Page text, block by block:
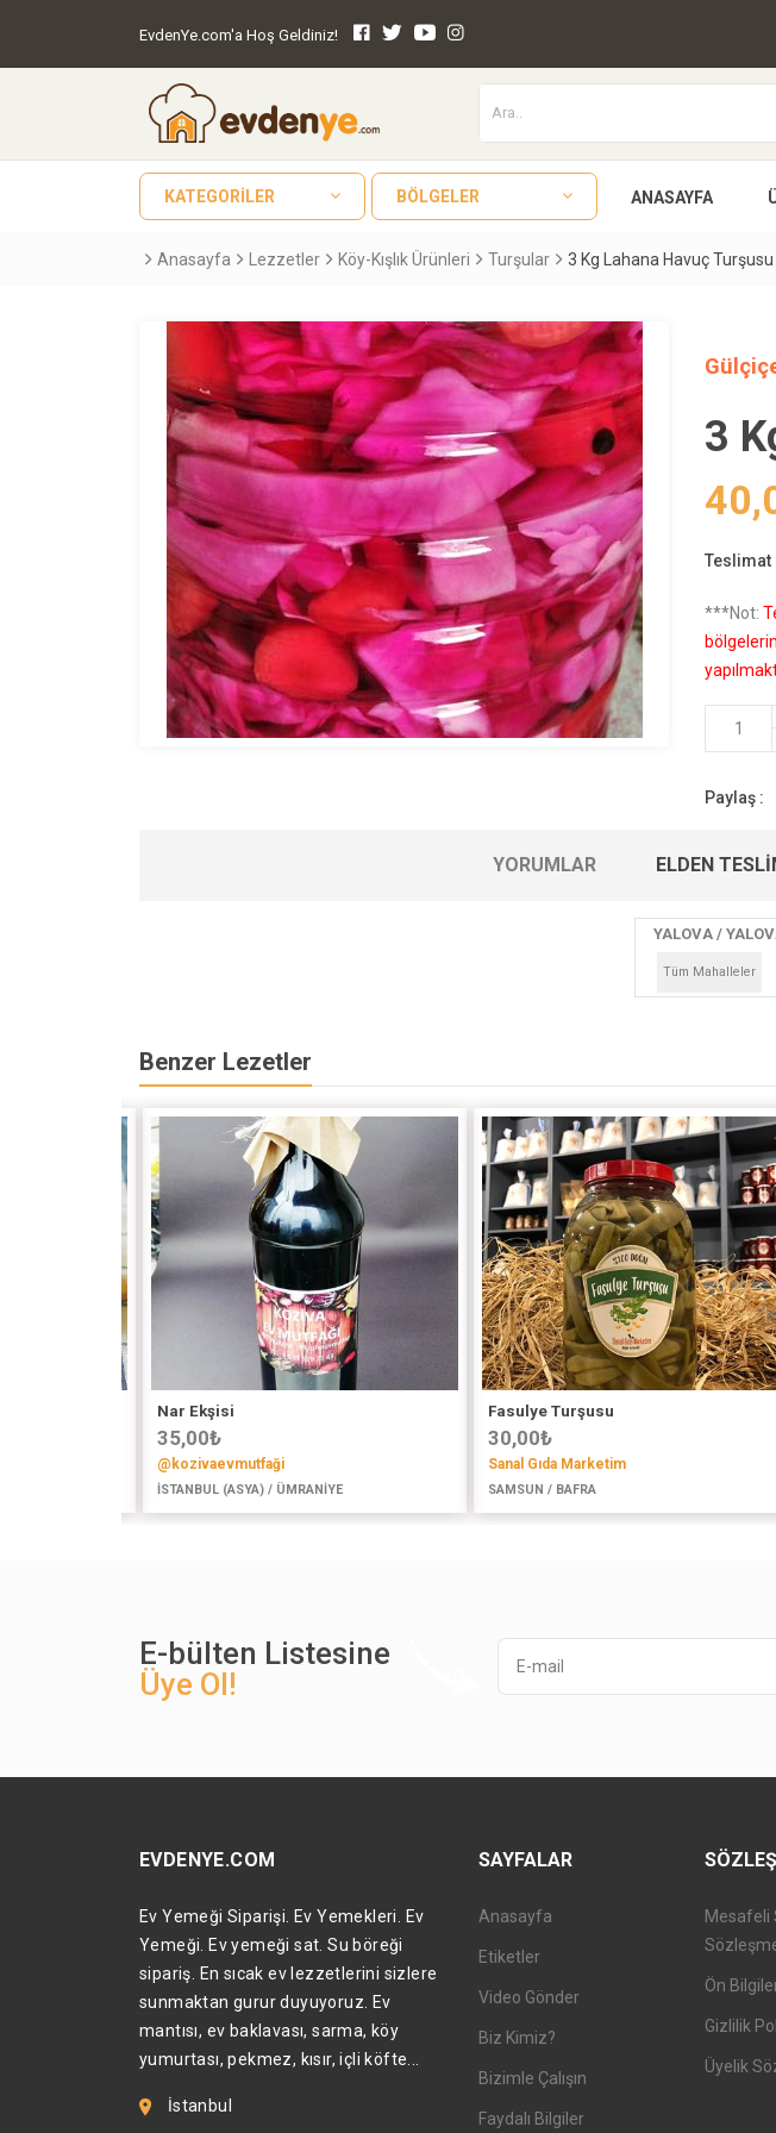
EvdenYe.com'a Hoş Geldiniz!
KATEGORILER BÖLGELER ANASAYFA
Anasayfa Lezzetler Köy-Kışlık Ürünleri Turşular 3 Kg Lahana Havuç Turşusu
3
Teslimat
***Not:
Paylaş :
YORUMLAR ELDEN
YALOVA /
Tüm Mahalleler
Benzer Lezetler
Nar Ekşisi
35,00₺
@kozivaevmutfaği
İSTANBUL (ASYA) / ÜMRANİYE
Fasulye Turşusu
30,00₺
Sanal Gıda Marketim
SAMSUN / BAFRA
E-bülten Listesine
Üye Ol!
EVDENYE.COM
Ev Yemeği Siparişi. Ev Yemekleri. Ev
Yemeği. Ev yemeği sat. Su böreği
sipariş. En sıcak ev lezzetlerini sizlere
sunmaktan gurur duyuyoruz. Ev
mantısı, ev baklavası, sarma, köy
yumurtası, pekmez, kısır, içli köfte...
İstanbul
SAYFALAR
Anasayfa
Etiketler
Video Gönder
Biz Kimiz?
Bizimle Çalışın
Faydalı Bilgiler
Mesafeli
Ön
Gizlilik
Üyelik